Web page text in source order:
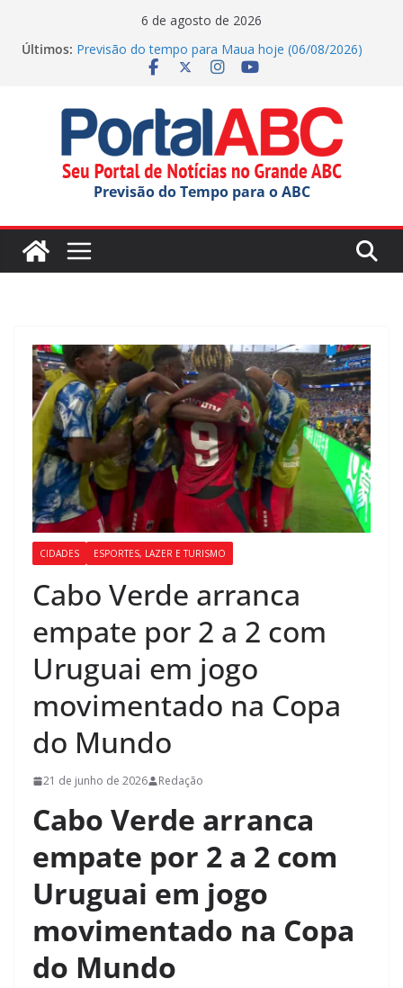
6 de agosto de 2026
Últimos: Previsão do tempo para Maua hoje (06/08/2026)
Jornada do Patrimônio tem atividades em Santo
Ana Carolina Serra comemora criação da lei do Pix
Pensão Alimentícia
Previsão do tempo para Rio Grande Da Serra hoje
(06/08/2026)
Previsão do tempo para Ribeirao Pires hoje
(06/08/2026)
Previsão do Tempo para o ABC
CIDADES ESPORTES, LAZER E TURISMO
Cabo Verde arranca
empate por 2 a 2 com
Uruguai em jogo
movimentado na Copa
do Mundo
21 de junho de 2026 Redação
Cabo Verde arranca
empate por 2 a 2 com
Uruguai em jogo
movimentado na Copa
do Mundo